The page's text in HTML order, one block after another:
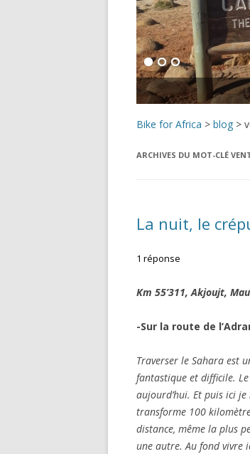
Bike for Africa > blog >
ARCHIVES DU MOT-CLÉ
La nuit, le
1 réponse
Km 55’311, Akjoujt,
-Sur la route de
Traverser le Sahara est
fantastique et difficile.
aujourd’hui. Et puis ici
transforme 100
distance, même la plus
une autre. Au fond vivre